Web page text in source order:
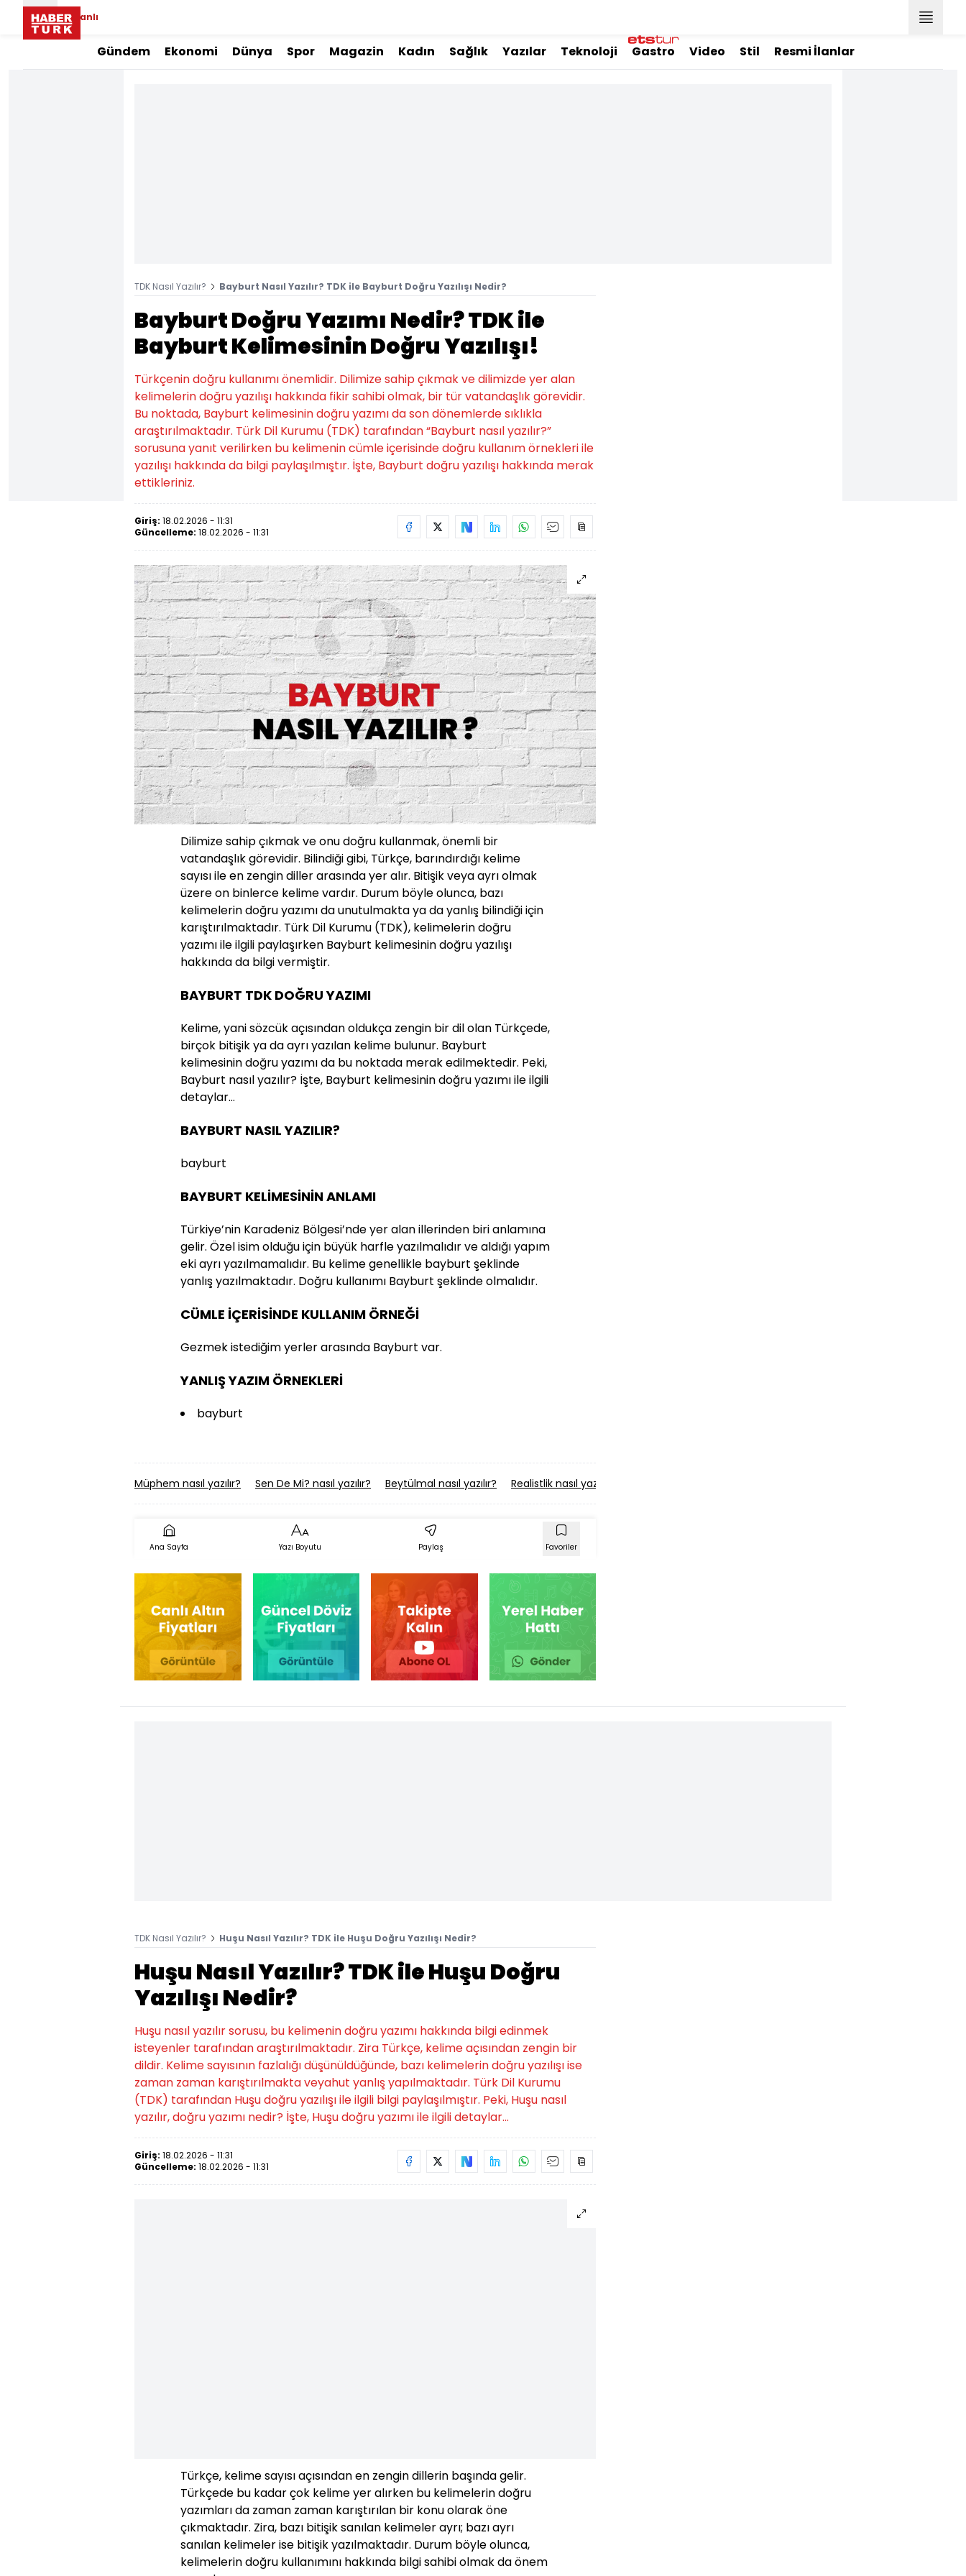
Canlı
Gündem Ekonomi Dünya Spor Magazin Kadın Sağlık Yazılar Teknoloji Gastro Video Stil Resmi İlanlar
TDK Nasıl Yazılır? Bayburt Nasıl Yazılır? TDK ile Bayburt Doğru Yazılışı Nedir?
Bayburt Doğru Yazımı Nedir? TDK ile
Bayburt Kelimesinin Doğru Yazılışı!
Türkçenin doğru kullanımı önemlidir. Dilimize sahip çıkmak ve dilimizde yer alan
kelimelerin doğru yazılışı hakkında fikir sahibi olmak, bir tür vatandaşlık görevidir.
Bu noktada, Bayburt kelimesinin doğru yazımı da son dönemlerde sıklıkla
araştırılmaktadır. Türk Dil Kurumu (TDK) tarafından “Bayburt nasıl yazılır?”
sorusuna yanıt verilirken bu kelimenin cümle içerisinde doğru kullanım örnekleri ile
yazılışı hakkında da bilgi paylaşılmıştır. İşte, Bayburt doğru yazılışı hakkında merak
ettikleriniz.
Giriş: 18.02.2026 - 11:31
Güncelleme: 18.02.2026 - 11:31
Dilimize sahip çıkmak ve onu doğru kullanmak, önemli bir
vatandaşlık görevidir. Bilindiği gibi, Türkçe, barındırdığı kelime
sayısı ile en zengin diller arasında yer alır. Bitişik veya ayrı olmak
üzere on binlerce kelime vardır. Durum böyle olunca, bazı
kelimelerin doğru yazımı da unutulmakta ya da yanlış bilindiği için
karıştırılmaktadır. Türk Dil Kurumu (TDK), kelimelerin doğru
yazımı ile ilgili paylaşırken Bayburt kelimesinin doğru yazılışı
hakkında da bilgi vermiştir.
BAYBURT TDK DOĞRU YAZIMI
Kelime, yani sözcük açısından oldukça zengin bir dil olan Türkçede,
birçok bitişik ya da ayrı yazılan kelime bulunur. Bayburt
kelimesinin doğru yazımı da bu noktada merak edilmektedir. Peki,
Bayburt nasıl yazılır? İşte, Bayburt kelimesinin doğru yazımı ile ilgili
detaylar…
BAYBURT NASIL YAZILIR?
bayburt
BAYBURT KELİMESİNİN ANLAMI
Türkiye’nin Karadeniz Bölgesi’nde yer alan illerinden biri anlamına
gelir. Özel isim olduğu için büyük harfle yazılmalıdır ve aldığı yapım
eki ayrı yazılmamalıdır. Bu kelime genellikle bayburt şeklinde
yanlış yazılmaktadır. Doğru kullanımı Bayburt şeklinde olmalıdır.
CÜMLE İÇERİSİNDE KULLANIM ÖRNEĞİ
Gezmek istediğim yerler arasında Bayburt var.
YANLIŞ YAZIM ÖRNEKLERİ
bayburt
Müphem nasıl yazılır? Sen De Mi? nasıl yazılır? Beytülmal nasıl yazılır? Realistlik nasıl yazılır?
Ana Sayfa Yazı Boyutu Paylaş Favoriler
TDK Nasıl Yazılır? Huşu Nasıl Yazılır? TDK ile Huşu Doğru Yazılışı Nedir?
Huşu Nasıl Yazılır? TDK ile Huşu Doğru
Yazılışı Nedir?
Huşu nasıl yazılır sorusu, bu kelimenin doğru yazımı hakkında bilgi edinmek
isteyenler tarafından araştırılmaktadır. Zira Türkçe, kelime açısından zengin bir
dildir. Kelime sayısının fazlalığı düşünüldüğünde, bazı kelimelerin doğru yazılışı ise
zaman zaman karıştırılmakta veyahut yanlış yapılmaktadır. Türk Dil Kurumu
(TDK) tarafından Huşu doğru yazılışı ile ilgili bilgi paylaşılmıştır. Peki, Huşu nasıl
yazılır, doğru yazımı nedir? İşte, Huşu doğru yazımı ile ilgili detaylar...
Giriş: 18.02.2026 - 11:31
Güncelleme: 18.02.2026 - 11:31
Türkçe, kelime sayısı açısından en zengin dillerin başında gelir.
Türkçede bu kadar çok kelime yer alırken bu kelimelerin doğru
yazımları da zaman zaman karıştırılan bir konu olarak öne
çıkmaktadır. Zira, bazı bitişik sanılan kelimeler ayrı; bazı ayrı
sanılan kelimeler ise bitişik yazılmaktadır. Durum böyle olunca,
kelimelerin doğru kullanımını hakkında bilgi sahibi olmak da önem